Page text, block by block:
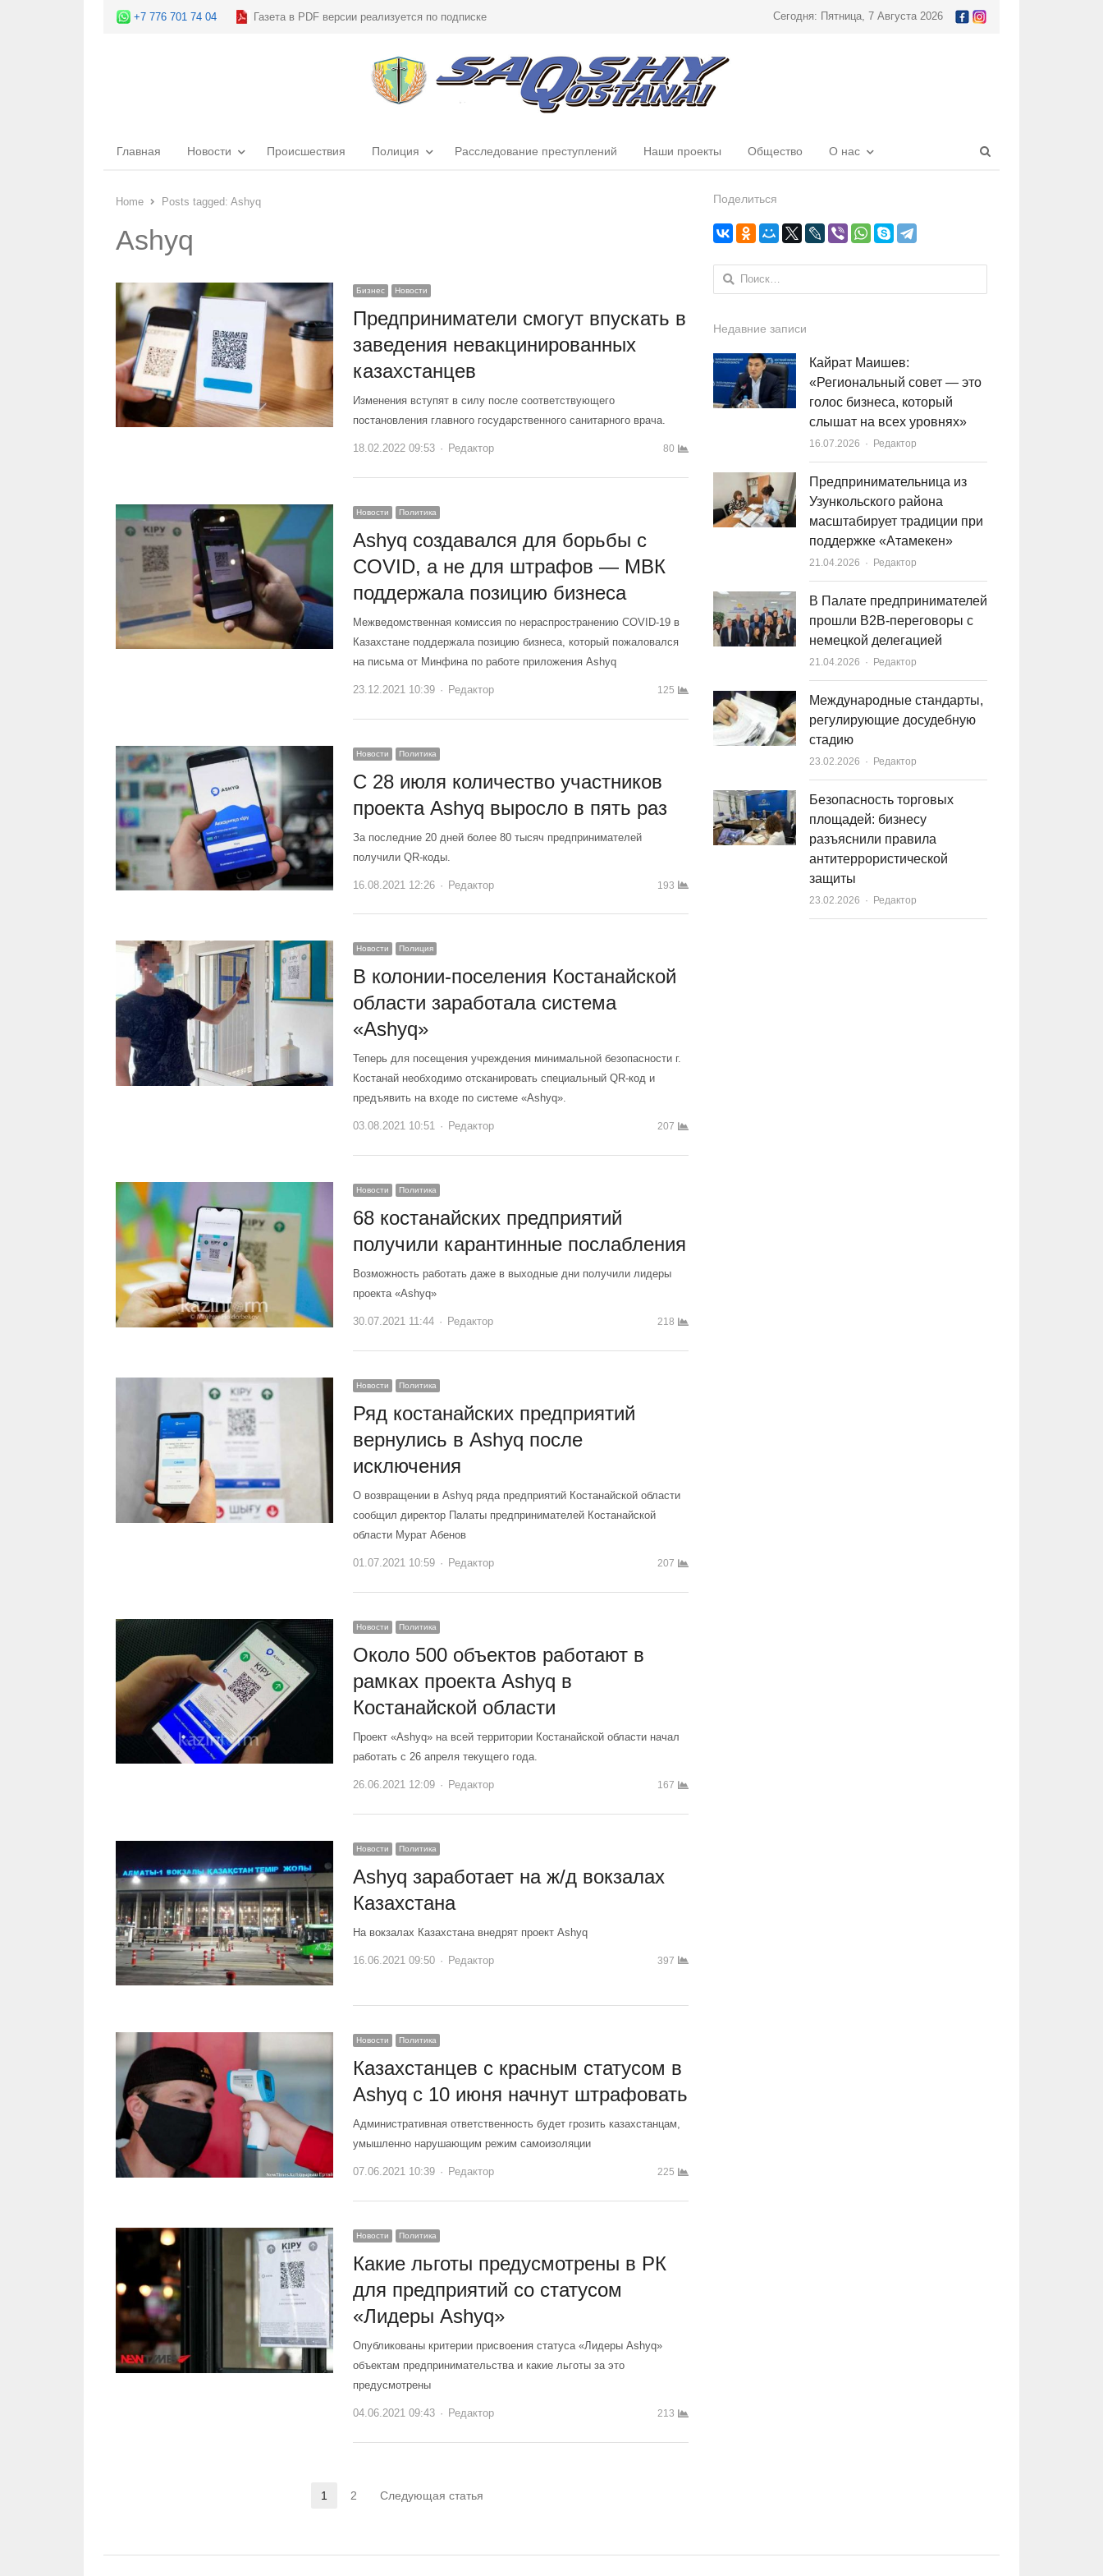
+7 776 701 74 04 Газета в PDF версии реализуется по подписке Сегодня: Пятница, 7 Августа 2026
Главная Новости Происшествия Полиция Расследование преступлений Наши проекты Общество О нас
Home
Posts tagged: Ashyq
Ashyq
Бизнес Новости
Предприниматели смогут впускать в
заведения невакцинированных
казахстанцев
Изменения вступят в силу после соответствующего
постановления главного государственного санитарного врача.
18.02.2022 09:53 Author
Редактор 80
Новости Политика
Ashyq создавался для борьбы с
COVID, а не для штрафов — МВК
поддержала позицию бизнеса
Межведомственная комиссия по нераспространению COVID-19 в
Казахстане поддержала позицию бизнеса, который пожаловался
на письма от Минфина по работе приложения Ashyq
23.12.2021 10:39 Author
Редактор 125
Новости Политика
С 28 июля количество участников
проекта Ashyq выросло в пять раз
За последние 20 дней более 80 тысяч предпринимателей
получили QR-коды.
16.08.2021 12:26 Author
Редактор 193
Новости Полиция
В колонии-поселения Костанайской
области заработала система
«Ashyq»
Теперь для посещения учреждения минимальной безопасности г.
Костанай необходимо отсканировать специальный QR-код и
предъявить на входе по системе «Ashyq».
03.08.2021 10:51 Author
Редактор 207
Новости Политика
68 костанайских предприятий
получили карантинные послабления
Возможность работать даже в выходные дни получили лидеры
проекта «Ashyq»
30.07.2021 11:44 Author
Редактор 218
Новости Политика
Ряд костанайских предприятий
вернулись в Ashyq после
исключения
О возвращении в Ashyq ряда предприятий Костанайской области
сообщил директор Палаты предпринимателей Костанайской
области Мурат Абенов
01.07.2021 10:59 Author
Редактор 207
Новости Политика
Около 500 объектов работают в
рамках проекта Ashyq в
Костанайской области
Проект «Ashyq» на всей территории Костанайской области начал
работать с 26 апреля текущего года.
26.06.2021 12:09 Author
Редактор 167
Новости Политика
Ashyq заработает на ж/д вокзалах
Казахстана
На вокзалах Казахстана внедрят проект Ashyq
16.06.2021 09:50 Author
Редактор 397
Новости Политика
Казахстанцев с красным статусом в
Ashyq с 10 июня начнут штрафовать
Административная ответственность будет грозить казахстанцам,
умышленно нарушающим режим самоизоляции
07.06.2021 10:39 Author
Редактор 225
Новости Политика
Какие льготы предусмотрены в РК
для предприятий со статусом
«Лидеры Ashyq»
Опубликованы критерии присвоения статуса «Лидеры Ashyq»
объектам предпринимательства и какие льготы за это
предусмотрены
04.06.2021 09:43 Author
Редактор 213
Страница
1 Страница
2 Следующая статья
Поделиться
Найти:
Недавние записи
Кайрат Маишев:
«Региональный совет — это
голос бизнеса, который
слышат на всех уровнях»
16.07.2026 Author
Редактор
Предпринимательница из
Узункольского района
масштабирует традиции при
поддержке «Атамекен»
21.04.2026 Author
Редактор
В Палате предпринимателей
прошли B2B-переговоры с
немецкой делегацией
21.04.2026 Author
Редактор
Международные стандарты,
регулирующие досудебную
стадию
23.02.2026 Author
Редактор
Безопасность торговых
площадей: бизнесу
разъяснили правила
антитеррористической
защиты
23.02.2026 Author
Редактор